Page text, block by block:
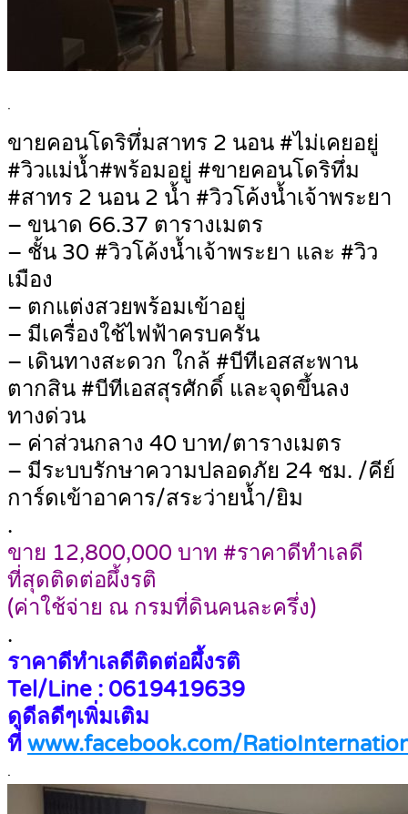
.
ขายคอนโดริทึ่มสาทร 2 นอน #ไม่เคยอยู่
#วิวแม่น้ำ#พร้อมอยู่ #ขายคอนโดริทึ่ม
#สาทร 2 นอน 2 น้ำ #วิวโค้งน้ำเจ้าพระยา
– ขนาด 66.37 ตารางเมตร
– ชั้น 30 #วิวโค้งน้ำเจ้าพระยา และ #วิว
เมือง
– ตกแต่งสวยพร้อมเข้าอยู่
– มีเครื่องใช้ไฟฟ้าครบครัน
– เดินทางสะดวก ใกล้ #บีทีเอสสะพาน
ตากสิน #บีทีเอสสุรศักดิ์ และจุดขึ้นลง
ทางด่วน
– ค่าส่วนกลาง 40 บาท/ตารางเมตร
– มีระบบรักษาความปลอดภัย 24 ชม. /คีย์
การ์ดเข้าอาคาร/สระว่ายน้ำ/ยิม
.
ขาย 12,800,000 บาท #ราคาดีทำเลดี
ที่สุดติดต่อผึ้งรติ
(ค่าใช้จ่าย ณ กรมที่ดินคนละครึ่ง)
.
ราคาดีทำเลดีติดต่อผึ้งรติ
Tel/Line : 0619419639
ดูดีลดีๆเพิ่มเติม
ที่ www.facebook.com/
.